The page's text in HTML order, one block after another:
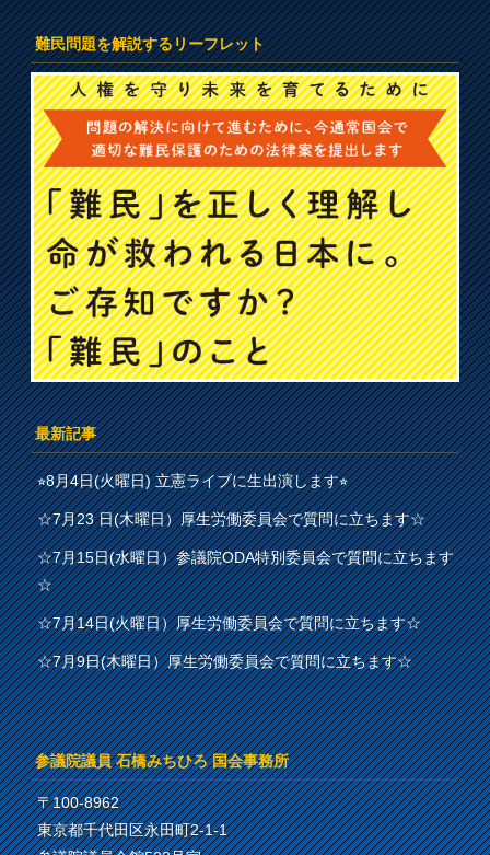
難民問題を解説するリーフレット
最新記事
⭐︎8月4日(火曜日) 立憲ライブに生出演します⭐︎
☆7月23 日(木曜日）厚生労働委員会で質問に立ちます☆
☆7月15日(水曜日）参議院ODA特別委員会で質問に立ちます
☆
☆7月14日(火曜日）厚生労働委員会で質問に立ちます☆
☆7月9日(木曜日）厚生労働委員会で質問に立ちます☆
参議院議員 石橋みちひろ 国会事務所
〒100-8962
東京都千代田区永田町2-1-1